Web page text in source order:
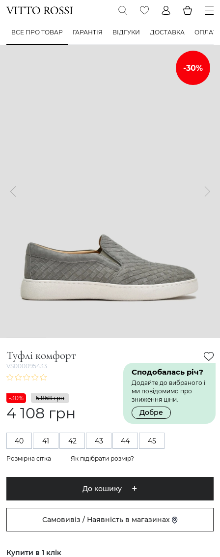
ВСЕ ПРО ТОВАР ГАРАНТІЯ ВІДГУКИ ДОСТАВКА
1 2 3 4 5
Туфлі комфорт
VS000095433
Сподобалась річ?
Додайте до вибраного і
ми повідомимо про
зниження ціни.
Добре
-30% 5 868 грн
4 108 грн
40 41 42 43 44 45
Розмірна сітка Як підібрати розмір?
До кошику
Самовивіз / Наявність в магазинах
Купити в 1 клік